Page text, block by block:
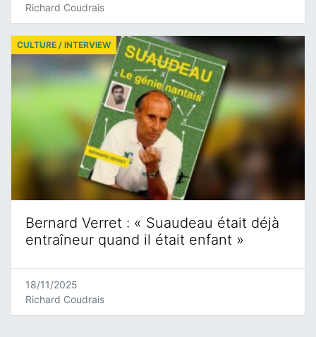
Richard Coudrais
Bernard Verret : « Suaudeau était déjà
entraîneur quand il était enfant »
CULTURE / INTERVIEW
18/11/2025
Richard Coudrais